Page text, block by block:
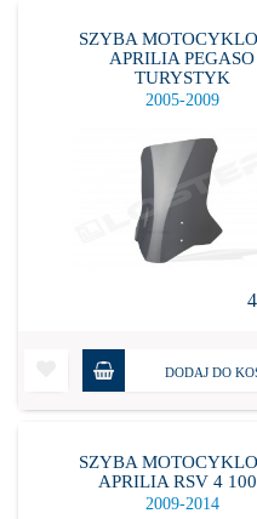
SZYBA
APRILIA PEGASO
TURYSTYK
2005-2009
DODAJ DO
SZYBA
APRILIA RSV 4
2009-2014